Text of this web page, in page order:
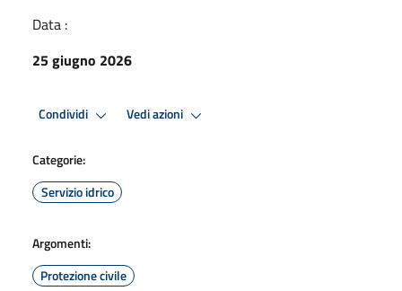
Data :
25 giugno 2026
Condividi Vedi azioni
Categorie:
Servizio idrico
Argomenti:
Protezione civile